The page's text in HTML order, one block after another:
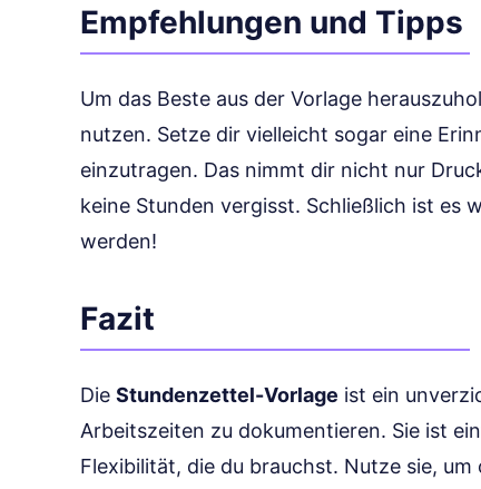
Empfehlungen und Tipps
Um das Beste aus der Vorlage
nutzen. Setze dir vielleicht sogar eine
einzutragen. Das nimmt dir nicht nur
keine Stunden vergisst. Schließlich ist es
werden!
Fazit
Die Stundenzettel-Vorlage ist ein
Arbeitszeiten zu dokumentieren. Sie ist
Flexibilität, die du brauchst. Nutze sie,